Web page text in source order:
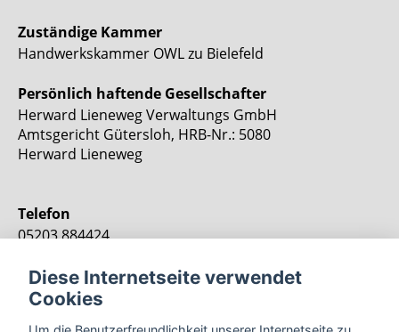
Zuständige Kammer
Handwerkskammer OWL zu Bielefeld
Persönlich haftende Gesellschafter
Herward Lieneweg Verwaltungs GmbH
Amtsgericht Gütersloh, HRB-Nr.: 5080
Herward Lieneweg
Telefon
05203 884424
Fax
05203 884425
Diese Internetseite verwendet
Cookies